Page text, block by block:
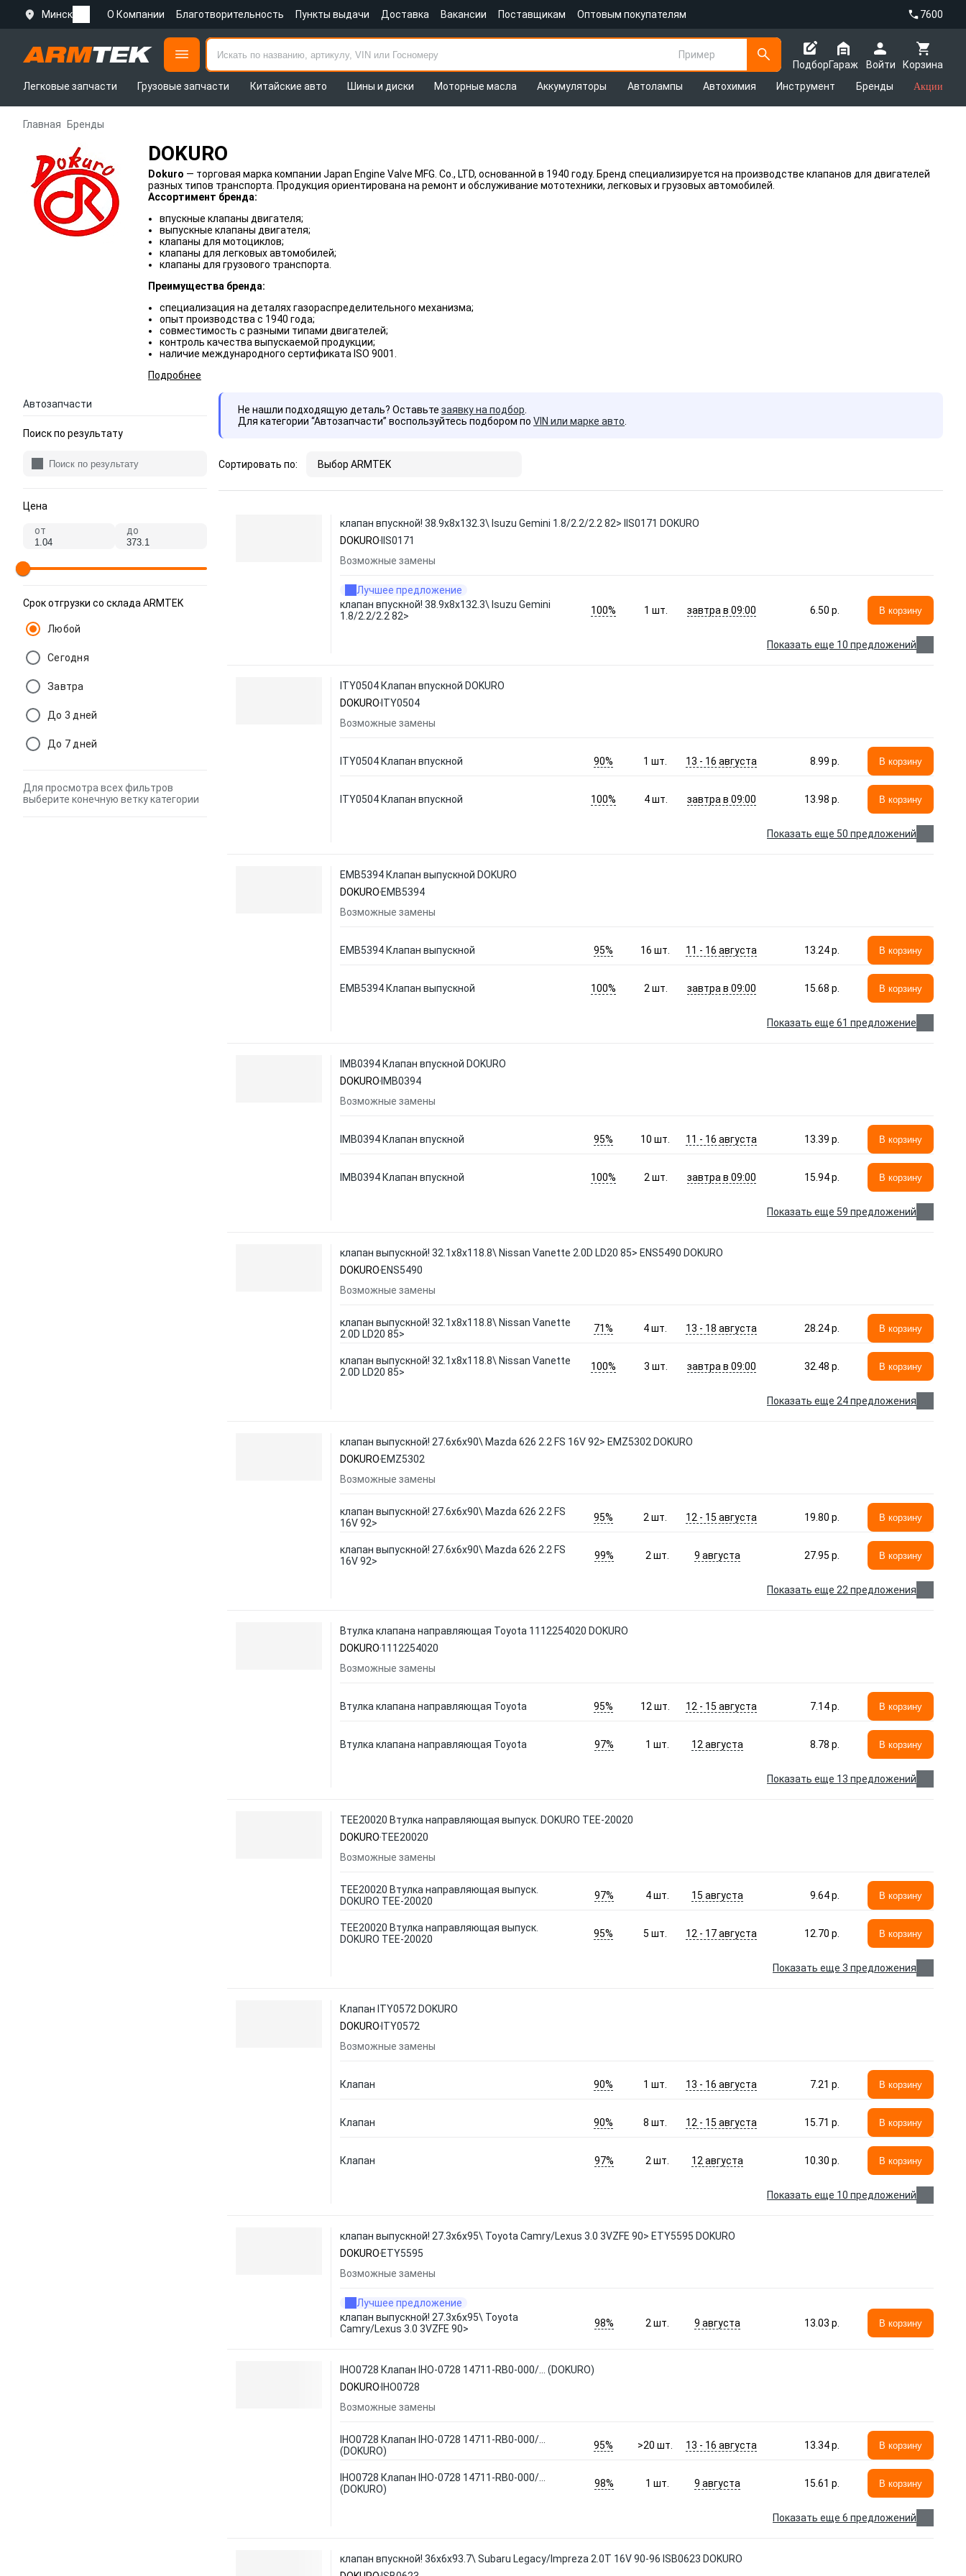
Минск О Компании Благотворительность Пункты выдачи Доставка Вакансии Поставщикам Оптовым покупателям 7600
Пример
Подбор
Корзина
Гараж
Войти
Легковые запчасти
Грузовые запчасти Китайские авто Шины и диски Моторные масла Аккумуляторы Автолампы Автохимия Инструмент Бренды Акции
Главная Бренды
DOKURO
Dokuro — торговая марка компании Japan Engine Valve MFG. Co., LTD, основанной в 1940 году. Бренд специализируется на производстве клапанов для двигателей
разных типов транспорта. Продукция ориентирована на ремонт и обслуживание мототехники, легковых и грузовых автомобилей.
Ассортимент бренда:
впускные клапаны двигателя;
выпускные клапаны двигателя;
клапаны для мотоциклов;
клапаны для легковых автомобилей;
клапаны для грузового транспорта.
Преимущества бренда:
специализация на деталях газораспределительного механизма;
опыт производства с 1940 года;
совместимость с разными типами двигателей;
контроль качества выпускаемой продукции;
наличие международного сертификата ISO 9001.
Подробнее
Автозапчасти
Поиск по результату
Цена
от до
Срок отгрузки со склада ARMTEK
Любой
Сегодня
Завтра
До 3 дней
До 7 дней
Для просмотра всех фильтров
выберите конечную ветку категории
Не нашли подходящую деталь? Оставьте заявку на подбор
Для категории “Автозапчасти” воспользуйтесь подбором по VIN или марке авто
Сортировать по: Выбор ARMTEK
клапан впускной! 38.9x8x132.3\ Isuzu Gemini 1.8/2.2/2.2 82> IIS0171 DOKURO
DOKURO IIS0171
Возможные замены
Лучшее предложение
клапан впускной! 38.9x8x132.3\ Isuzu Gemini
1.8/2.2/2.2 82>
100% 1шт. завтра в 09:00 6.50 p. В корзину
Показать еще 10 предложений
ITY0504 Клапан впускной DOKURO
DOKURO ITY0504
Возможные замены
ITY0504 Клапан впускной 90% 1 шт. 13 - 16 августа 8.99 p. В корзину
ITY0504 Клапан впускной 100% 4шт. завтра в 09:00 13.98 p. В корзину
Показать еще 50 предложений
EMB5394 Клапан выпускной DOKURO
DOKURO EMB5394
Возможные замены
EMB5394 Клапан выпускной 95% 16 шт. 11 - 16 августа 13.24 p. В корзину
EMB5394 Клапан выпускной 100% 2шт. завтра в 09:00 15.68 p. В корзину
Показать еще 61 предложение
IMB0394 Клапан впускной DOKURO
DOKURO IMB0394
Возможные замены
IMB0394 Клапан впускной 95% 10 шт. 11 - 16 августа 13.39 p. В корзину
IMB0394 Клапан впускной 100% 2шт. завтра в 09:00 15.94 p. В корзину
Показать еще 59 предложений
клапан выпускной! 32.1x8x118.8\ Nissan Vanette 2.0D LD20 85> ENS5490 DOKURO
DOKURO ENS5490
Возможные замены
клапан выпускной! 32.1x8x118.8\ Nissan Vanette
2.0D LD20 85>
71% 4шт. 13 - 18 августа 28.24 p. В корзину
клапан выпускной! 32.1x8x118.8\ Nissan Vanette
2.0D LD20 85>
100% 3шт. завтра в 09:00 32.48 p. В корзину
Показать еще 24 предложения
клапан выпускной! 27.6x6x90\ Mazda 626 2.2 FS 16V 92> EMZ5302 DOKURO
DOKURO EMZ5302
Возможные замены
клапан выпускной! 27.6x6x90\ Mazda 626 2.2 FS
16V 92>
95% 2 шт. 12 - 15 августа 19.80 p. В корзину
клапан выпускной! 27.6x6x90\ Mazda 626 2.2 FS
16V 92>
99% 2шт. 9 августа 27.95 p. В корзину
Показать еще 22 предложения
Втулка клапана направляющая Toyota 1112254020 DOKURO
DOKURO 1112254020
Возможные замены
Втулка клапана направляющая Toyota 95% 12 шт. 12 - 15 августа 7.14 p. В корзину
Втулка клапана направляющая Toyota 97% 1шт. 12 августа 8.78 p. В корзину
Показать еще 13 предложений
TEE20020 Втулка направляющая выпуск. DOKURO TEE-20020
DOKURO TEE20020
Возможные замены
TEE20020 Втулка направляющая выпуск.
DOKURO TEE-20020
97% 4шт. 15 августа 9.64 p. В корзину
TEE20020 Втулка направляющая выпуск.
DOKURO TEE-20020
95% 5 шт. 12 - 17 августа 12.70 p. В корзину
Показать еще 3 предложения
Клапан ITY0572 DOKURO
DOKURO ITY0572
Возможные замены
Клапан 90% 1 шт. 13 - 16 августа 7.21 p. В корзину
Клапан 90% 8 шт. 12 - 15 августа 15.71 p. В корзину
Клапан 97% 2шт. 12 августа 10.30 p. В корзину
Показать еще 10 предложений
клапан выпускной! 27.3x6x95\ Toyota Camry/Lexus 3.0 3VZFE 90> ETY5595 DOKURO
DOKURO ETY5595
Возможные замены
Лучшее предложение
клапан выпускной! 27.3x6x95\ Toyota
Camry/Lexus 3.0 3VZFE 90>
98% 2шт. 9 августа 13.03 p. В корзину
IHO0728 Клапан IHO-0728 14711-RB0-000/... (DOKURO)
DOKURO IHO0728
Возможные замены
IHO0728 Клапан IHO-0728 14711-RB0-000/...
(DOKURO)
95% >20 шт. 13 - 16 августа 13.34 p. В корзину
IHO0728 Клапан IHO-0728 14711-RB0-000/...
(DOKURO)
98% 1шт. 9 августа 15.61 p. В корзину
Показать еще 6 предложений
клапан впускной! 36x6x93.7\ Subaru Legacy/Impreza 2.0T 16V 90-96 ISB0623 DOKURO